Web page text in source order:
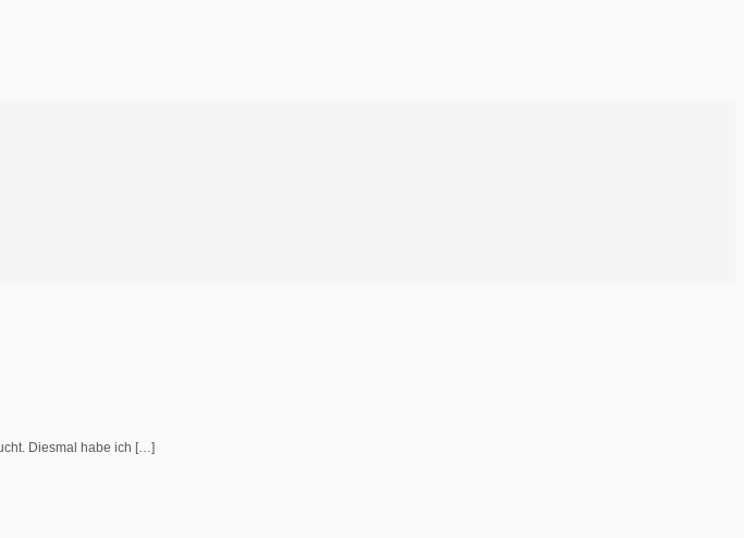
Diesmal habe ich […]